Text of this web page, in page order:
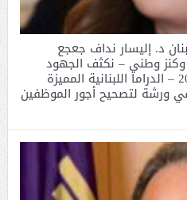
د. إليسار نداف جعجع
وكنز وطني – نكثف الجهود
لنقل مباريات كأس العالم 2026 – الدراما اللبنانية المميزة
ورشة لتصحيح أجور الموظفين